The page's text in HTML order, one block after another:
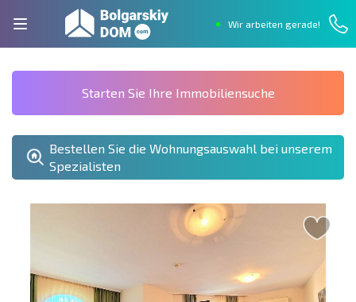
Wir arbeiten gerade!
Starten Sie Ihre Immobiliensuche
Bestellen Sie die Wohnungsauswahl bei unserem
Spezialisten